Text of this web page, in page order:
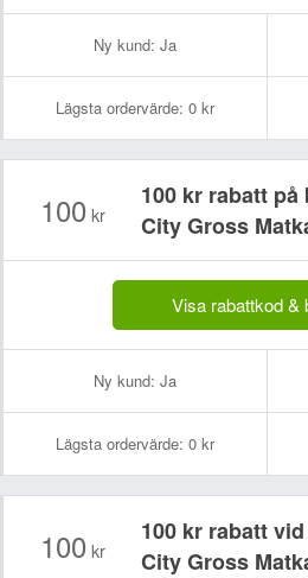
Ny kund: Ja
Lägsta ordervärde: 0 kr
100 kr
100 kr rabatt
City Gross
Visa rabattkod &
Ny kund: Ja
Lägsta ordervärde: 0 kr
100 kr
100 kr rabatt
City Gross